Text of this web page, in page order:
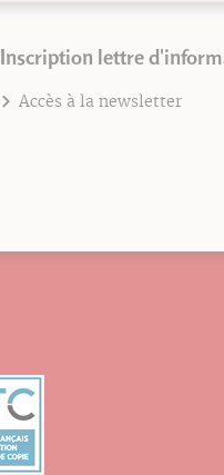
Inscription lettre
Accès à la newsletter